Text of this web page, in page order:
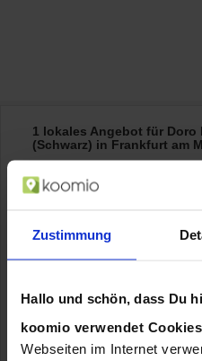
Zustimmung
Hallo und schön, dass Du
koomio verwendet
Webseiten im Internet
1 lokales Angebot für Doro
(Schwarz) in Frankfurt am
Laden